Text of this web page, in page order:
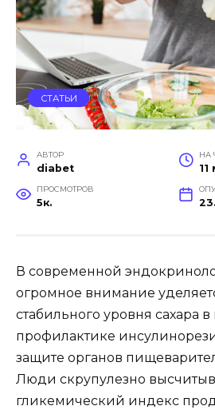
СТАТЬИ
АВТОР
diabet
НА
11
ПРОСМОТРОВ
5к.
В современной
огромное внимание
стабильного уровня сахара
профилактике
защите органов
Люди скрупулезно
гликемический индекс